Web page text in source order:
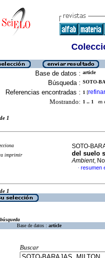
Base de datos : article
Búsqueda : SOTO-
Referencias encontradas : 1 [refinar
Mostrando: 1 .. 1 en
1
imprimir
SOTO-
del suelo
Ambient,
· resumen
1
Base de datos : article
Buscar